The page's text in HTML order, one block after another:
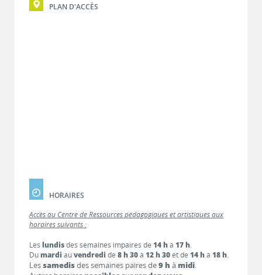
PLAN D'ACCÈS
HORAIRES
Accès au Centre de Ressources pédagogiques et artistiques aux
horaires suivants :
Les lundisdes semaines impaires de 14 hà 17 h.
Dumardi auvendredi de 8 h 30à 12 h 30et de 14 hà 18 h.
Lessamedisdes semaines paires de9 h à midi.